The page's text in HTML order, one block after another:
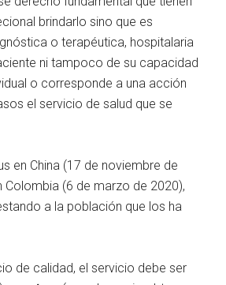
brindarlo sino que es
o terapéutica, hospitalaria
ni tampoco de su capacidad
o corresponde a una acción
el servicio de salud que se
en China (17 de noviembre de
(6 de marzo de 2020),
a la población que los ha
de calidad, el servicio debe ser